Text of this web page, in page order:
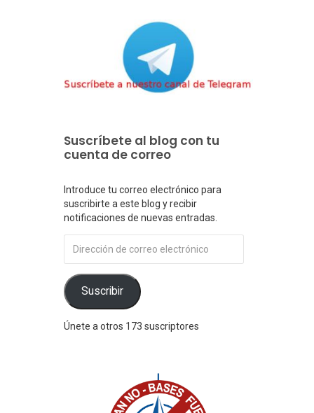
Suscríbete al blog con tu
cuenta de correo
Introduce tu correo electrónico para
suscribirte a este blog y recibir
notificaciones de nuevas entradas.
de
correo
electrónico
Suscribir
Únete a otros 173 suscriptores